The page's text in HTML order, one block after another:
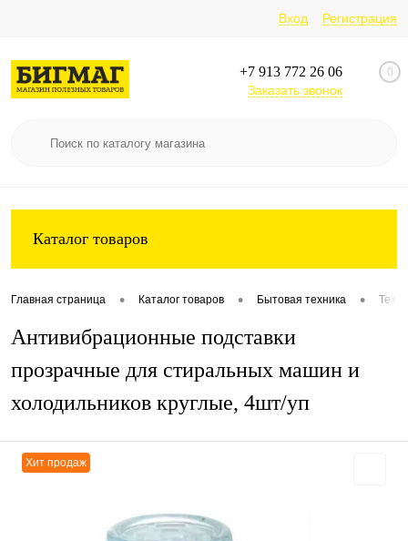
Вход Регистрация
+7 913 772 26 06
Заказать звонок
0
Каталог товаров
Главная страница • Каталог товаров • Бытовая техника •
Антивибрационные подставки
прозрачные для стиральных машин и
холодильников круглые, 4шт/уп
Хит продаж